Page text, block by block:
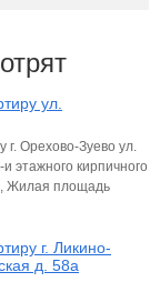
ул.
г. Орехово-Зуево ул.
этажного кирпичного
Жилая площадь
г. Ликино-
д. 58а